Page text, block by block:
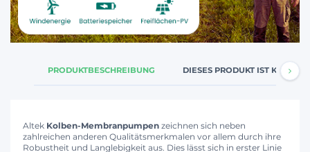
PRODUKTBESCHREIBUNG DIESES PRODUKT IST
Altek Kolben-Membranpumpen zeichnen sich neben
zahlreichen anderen Qualitätsmerkmalen vor allem durch ihre
Robustheit und Langlebigkeit aus. Dies lässt sich in erster Linie